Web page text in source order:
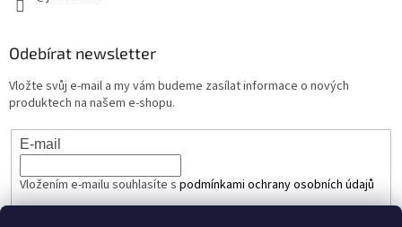
Odebírat newsletter
Vložte svůj e-mail a my vám budeme zasílat informace o nových
produktech na našem e-shopu.
E-mail
Vložením e-mailu souhlasíte s podmínkami ochrany osobních údajů